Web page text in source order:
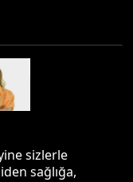
sizlerle
sağlığa,